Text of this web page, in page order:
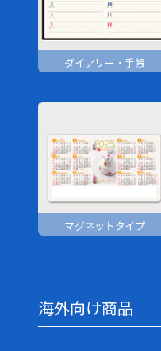
ダイアリー・手帳
マグネットタイプ
海外向け商品